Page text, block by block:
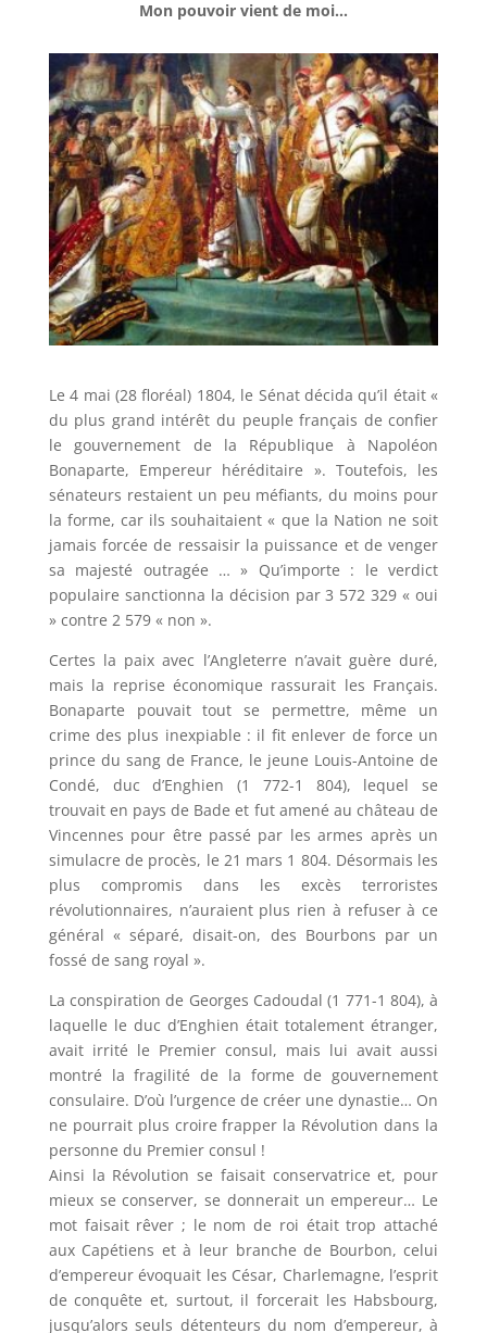
Mon pouvoir vient de moi…
Le 4 mai (28 floréal) 1804, le Sénat décida qu’il était «
du plus grand intérêt du peuple français de confier
le gouvernement de la République à Napoléon
Bonaparte, Empereur héréditaire ». Toutefois, les
sénateurs restaient un peu méfiants, du moins pour
la forme, car ils souhaitaient « que la Nation ne soit
jamais forcée de ressaisir la puissance et de venger
sa majesté outragée … » Qu’importe : le verdict
populaire sanctionna la décision par 3 572 329 « oui
» contre 2 579 « non ».
Certes la paix avec l’Angleterre n’avait guère duré,
mais la reprise économique rassurait les Français.
Bonaparte pouvait tout se permettre, même un
crime des plus inexpiable : il fit enlever de force un
prince du sang de France, le jeune Louis-Antoine de
Condé, duc d’Enghien (1 772-1 804), lequel se
trouvait en pays de Bade et fut amené au château de
Vincennes pour être passé par les armes après un
simulacre de procès, le 21 mars 1 804. Désormais les
plus compromis dans les excès terroristes
révolutionnaires, n’auraient plus rien à refuser à ce
général « séparé, disait-on, des Bourbons par un
fossé de sang royal ».
La conspiration de Georges Cadoudal (1 771-1 804), à
laquelle le duc d’Enghien était totalement étranger,
avait irrité le Premier consul, mais lui avait aussi
montré la fragilité de la forme de gouvernement
consulaire. D’où l’urgence de créer une dynastie… On
ne pourrait plus croire frapper la Révolution dans la
personne du Premier consul !
Ainsi la Révolution se faisait conservatrice et, pour
mieux se conserver, se donnerait un empereur… Le
mot faisait rêver ; le nom de roi était trop attaché
aux Capétiens et à leur branche de Bourbon, celui
d’empereur évoquait les César, Charlemagne, l’esprit
de conquête et, surtout, il forcerait les Habsbourg,
jusqu’alors seuls détenteurs du nom d’empereur, à